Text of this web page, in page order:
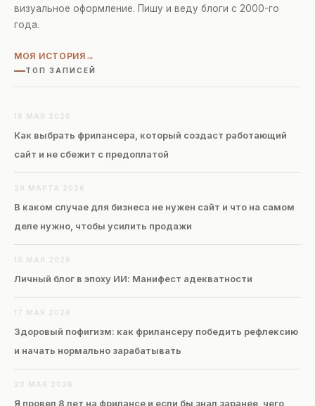
визуальное оформление. Пишу и веду блоги с 2000-го
года.
МОЯ ИСТОРИЯ
ТОП ЗАПИСЕЙ
18 МАЯ 2026
Как выбрать фрилансера, который создаст работающий
сайт и не сбежит с предоплатой
29 МАРТА 2026
В каком случае для бизнеса не нужен сайт и что на самом
деле нужно, чтобы усилить продажи
16 МАЯ 2026
Личный блог в эпоху ИИ: Манифест адекватности
17 МАЯ 2026
Здоровый пофигизм: как фрилансеру победить рефлексию
и начать нормально зарабатывать
20 МАЯ 2026
Я провел 8 лет на фрилансе и если бы знал заранее, чего